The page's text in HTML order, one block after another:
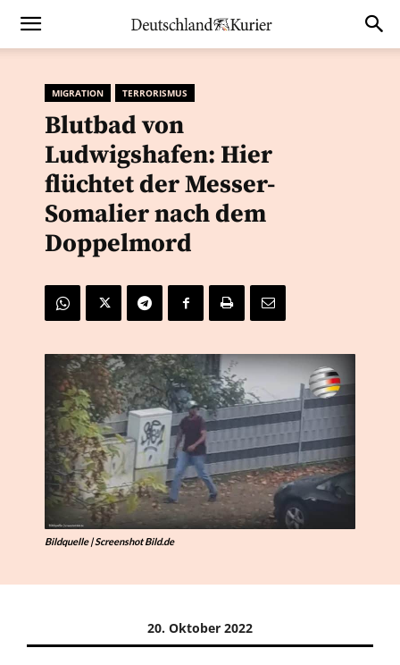
MIGRATION TERRORISMUS
Blutbad von
Ludwigshafen: Hier
flüchtet der Messer-
Somalier nach dem
Doppelmord
Bildquelle | Screenshot Bild.de
20. Oktober 2022